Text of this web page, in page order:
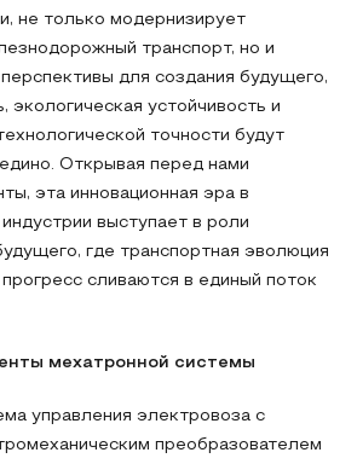
не только модернизирует
транспорт, но и
для создания будущего,
экологическая устойчивость и
точности будут
Открывая перед нами
эта инновационная эра в
выступает в роли
где транспортная эволюция
сливаются в единый поток
мехатронной системы
управления электровоза с
преобразователем